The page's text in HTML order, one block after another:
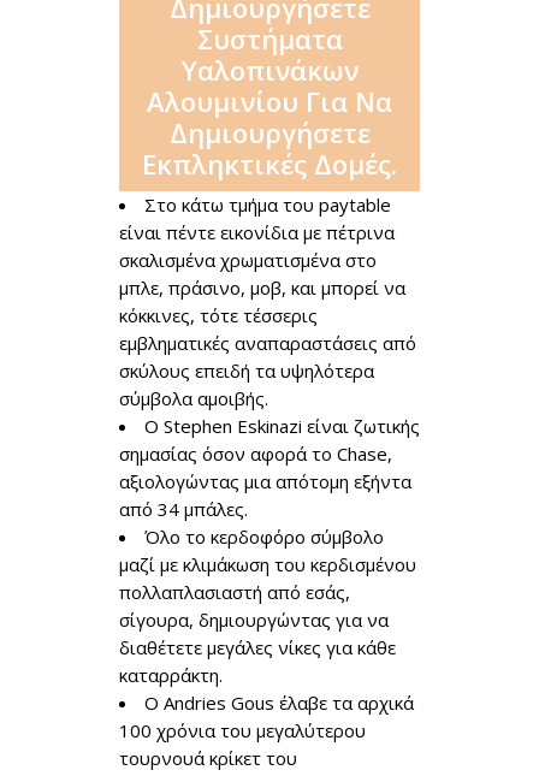
Δημιουργήσετε
Συστήματα
Υαλοπινάκων
Αλουμινίου Για Να
Δημιουργήσετε
Εκπληκτικές Δομές.
Στο κάτω τμήμα του paytable
είναι πέντε εικονίδια με πέτρινα
σκαλισμένα χρωματισμένα στο
μπλε, πράσινο, μοβ, και μπορεί να
κόκκινες, τότε τέσσερις
εμβληματικές αναπαραστάσεις από
σκύλους επειδή τα υψηλότερα
σύμβολα αμοιβής.
Ο Stephen Eskinazi είναι ζωτικής
σημασίας όσον αφορά το Chase,
αξιολογώντας μια απότομη εξήντα
από 34 μπάλες.
Όλο το κερδοφόρο σύμβολο
μαζί με κλιμάκωση του κερδισμένου
πολλαπλασιαστή από εσάς,
σίγουρα, δημιουργώντας για να
διαθέτετε μεγάλες νίκες για κάθε
καταρράκτη.
Ο Andries Gous έλαβε τα αρχικά
100 χρόνια του μεγαλύτερου
τουρνουά κρίκετ του